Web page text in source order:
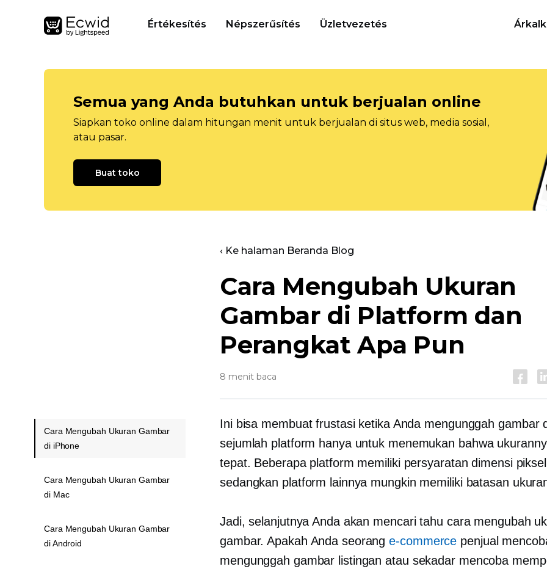
Értékesítés Népszerűsítés Üzletvezetés
Semua yang Anda butuhkan untuk berjualan online
Siapkan toko online dalam hitungan menit untuk berjualan di situs web, media sosial,
atau pasar.
Buat toko
‹ Ke halaman Beranda Blog
Cara Mengubah Ukuran
Gambar di Platform dan
Perangkat Apa Pun
8 menit baca
Ini bisa membuat frustasi ketika Anda mengunggah gambar
sejumlah platform hanya untuk menemukan bahwa
tepat. Beberapa platform memiliki persyaratan dimensi
sedangkan platform lainnya mungkin memiliki batasan
Jadi, selanjutnya Anda akan mencari tahu cara mengubah
gambar. Apakah Anda seorange-commerce penjual
mengunggah gambar listingan atau sekadar mencoba
Cara Mengubah Ukuran Gambar
di iPhone
Cara Mengubah Ukuran Gambar
di Mac
Cara Mengubah Ukuran Gambar
di Android